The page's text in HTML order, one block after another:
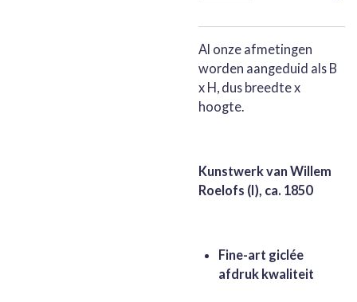
Al onze afmetingen
worden aangeduid als B
x H, dus breedte x
hoogte.
Kunstwerk van Willem
Roelofs (I), ca. 1850
Fine-art giclée
afdruk kwaliteit